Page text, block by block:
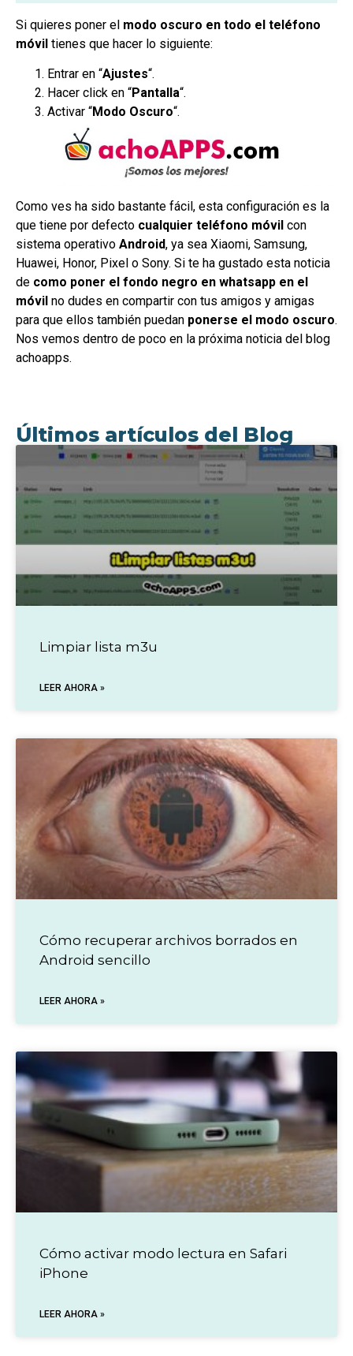
Si quieres poner el modo oscuro en todo el teléfono
móvil tienes que hacer lo siguiente:
Entrar en “Ajustes“.
Hacer click en “Pantalla“.
Activar “Modo Oscuro“.
Como ves ha sido bastante fácil, esta configuración es la
que tiene por defecto cualquier teléfono móvil con
sistema operativo Android, ya sea Xiaomi, Samsung,
Huawei, Honor, Pixel o Sony. Si te ha gustado esta noticia
de como poner el fondo negro en whatsapp en el
móvil no dudes en compartir con tus amigos y amigas
para que ellos también puedan ponerse el modo oscuro.
Nos vemos dentro de poco en la próxima noticia del blog
achoapps.
Últimos artículos del Blog
Limpiar lista m3u
LEER AHORA »
Cómo recuperar archivos borrados en
Android sencillo
LEER AHORA »
Cómo activar modo lectura en Safari
iPhone
LEER AHORA »